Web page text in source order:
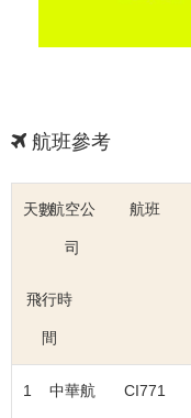
航班參考
天數航空公
司
航班
飛行時
間
1 中華航 CI771